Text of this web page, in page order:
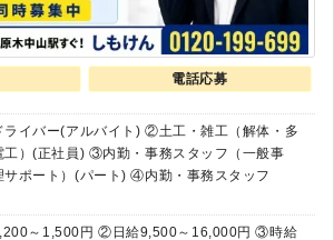
電話応募
イバー(アルバイト) ②土工・雑工（解体・多
工）(正社員) ③内勤・事務スタッフ（一般事
サポート）(パート) ④内勤・事務スタッフ
～1,500円 ②日給9,500～16,000円 ③時給